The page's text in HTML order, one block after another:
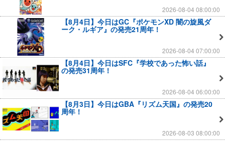
2026-08-04 08:00:00
【8月4日】今日はGC『ポケモンXD 闇の旋風ダ
ーク・ルギア』の発売21周年！
2026-08-04 07:00:00
【8月4日】今日はSFC『学校であった怖い話』
の発売31周年！
2026-08-04 06:00:00
【8月3日】今日はGBA『リズム天国』の発売20
周年！
2026-08-03 08:00:00